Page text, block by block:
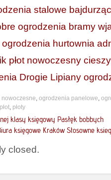
stalowe
ogrodzenia bramy
hurtownia
płot nowoczesny
Drogie Lipiany
, ogrodzenia panelowe,
płot, płoty
klasy księgowy Pasłęk bobbych
księgowe Kraków Stosowne
closed.